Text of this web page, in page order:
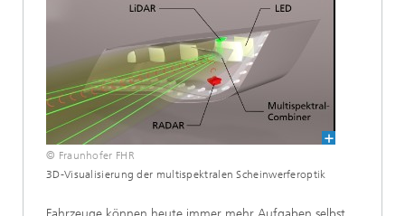
© Fraunhofer FHR
3D-Visualisierung der multispektralen Scheinwerferoptik